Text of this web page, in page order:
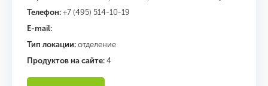
Телефон: +7 (495) 514-10-19
E-mail:
Тип локации: отделение
Продуктов на сайте: 4